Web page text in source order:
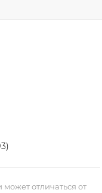
может отличаться от